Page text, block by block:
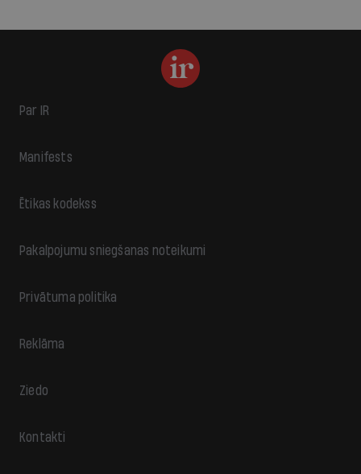
Par IR
Manifests
Ētikas kodekss
Pakalpojumu sniegšanas noteikumi
Privātuma politika
Reklāma
Ziedo
Kontakti